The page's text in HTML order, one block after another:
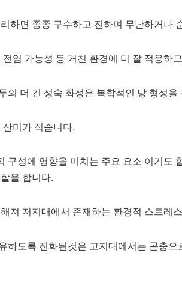
하면 종종 구수하고 진하며 무난하거나
염 가능성 등 거친 환경에 더 잘 적응하
의 더 긴 성숙 화정은 복합적인 당 형성
미가 적습니다.
구성에 영향을 미치는 주요 요소 이기도
을 합니다.
져 저지대에서 존재하는 환경적 스트레
하도록 진화된것은 고지대에서는 곤충으